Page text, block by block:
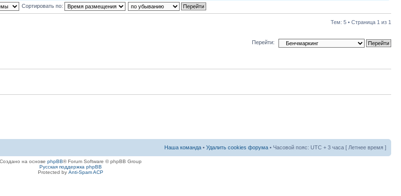
Сортировать по:
Тем: 5 • Страница 1 из 1
Перейти:
Наша команда • Удалить cookies форума • Часовой пояс: UTC + 3 часа [ Летнее время ]
Создано на основе phpBB® Forum Software © phpBB Group
Русская поддержка phpBB
Protected by Anti-Spam ACP